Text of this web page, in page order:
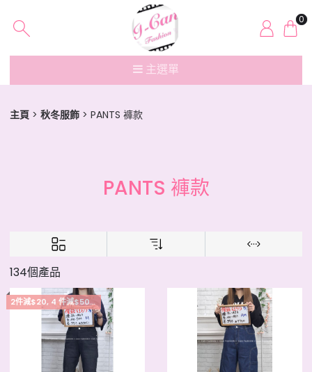
0
主選單
主頁 秋冬服飾 PANTS 褲款
PANTS 褲款
134個產品
2件減$20, 4 件減$50, 5件起每件減$15